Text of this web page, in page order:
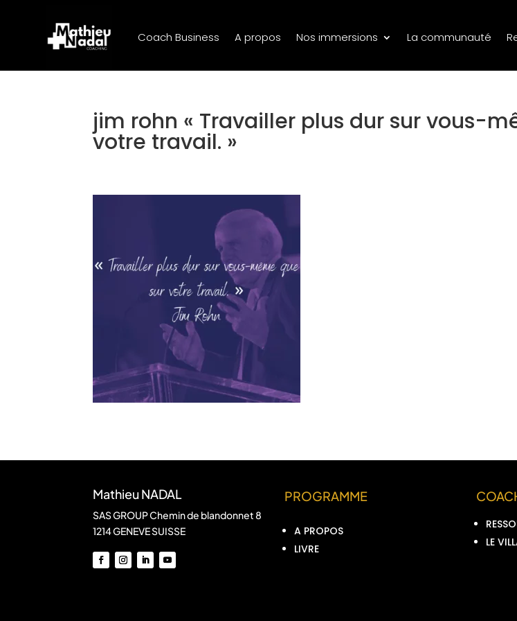
Coach Business A propos Nos immersions La communauté
jim rohn « Travailler plus dur sur vous-
votre travail. »
Mathieu NADAL
SAS GROUP Chemin de blandonnet 8
1214 GENEVE SUISSE
PROGRAMME
A PROPOS
LIVRE
LE